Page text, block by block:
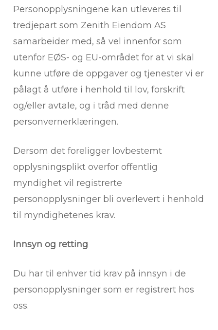
Personopplysningene kan utleveres til
tredjepart som Zenith Eiendom AS
samarbeider med, så vel innenfor som
utenfor EØS- og EU-området for at vi skal
kunne utføre de oppgaver og tjenester vi er
pålagt å utføre i henhold til lov, forskrift
og/eller avtale, og i tråd med denne
personvernerklæringen.
Dersom det foreligger lovbestemt
opplysningsplikt overfor offentlig
myndighet vil registrerte
personopplysninger bli overlevert i henhold
til myndighetenes krav.
Innsyn og retting
Du har til enhver tid krav på innsyn i de
personopplysninger som er registrert hos
oss.